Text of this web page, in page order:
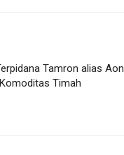
Tamron alias Aon
Timah